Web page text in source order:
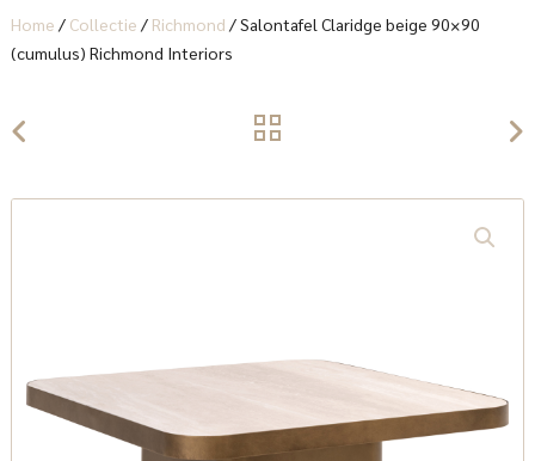
Home / Collectie / Richmond /Salontafel Claridge beige 90×90
(cumulus) Richmond Interiors